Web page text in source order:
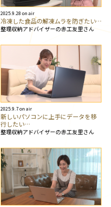
2025.9.28 on air
冷凍した食品の解凍ムラを防ぎたい…
整理収納アドバイザーの赤工友里さん
2025.9.7 on air
新しいパソコンに上手にデータを移
行したい…
整理収納アドバイザーの赤工友里さん